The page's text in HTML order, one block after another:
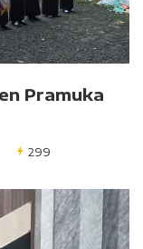
Pramuka
299